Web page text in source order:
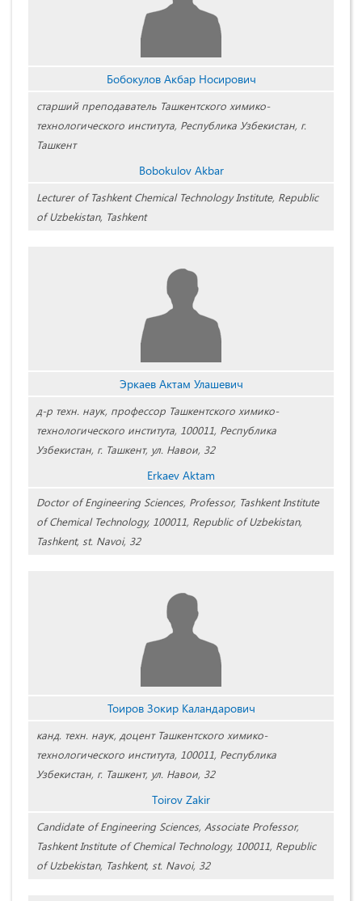
Бобокулов Акбар Носирович
старший преподаватель Ташкентского химико-
технологического института, Республика Узбекистан, г.
Ташкент
Bobokulov Akbar
Lecturer of Tashkent Chemical Technology Institute, Republic
of Uzbekistan, Tashkent
Эркаев Актам Улашевич
д-р техн. наук, профессор Ташкентского химико-
технологического института, 100011, Республика
Узбекистан, г. Ташкент, ул. Навои, 32
Erkaev Aktam
Doctor of Engineering Sciences, Professor, Tashkent Institute
of Chemical Technology, 100011, Republic of Uzbekistan,
Tashkent, st. Navoi, 32
Тоиров Зокир Каландарович
канд. техн. наук, доцент Ташкентского химико-
технологического института, 100011, Республика
Узбекистан, г. Ташкент, ул. Навои, 32
Tоirov Zakir
Candidate of Engineering Sciences, Associate Professor,
Tashkent Institute of Chemical Technology, 100011, Republic
of Uzbekistan, Tashkent, st. Navoi, 32